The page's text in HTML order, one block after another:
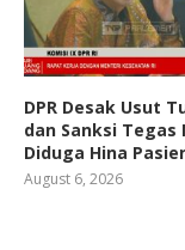
DPR Desak Usut
dan Sanksi Tegas
Diduga Hina
August 6, 2026